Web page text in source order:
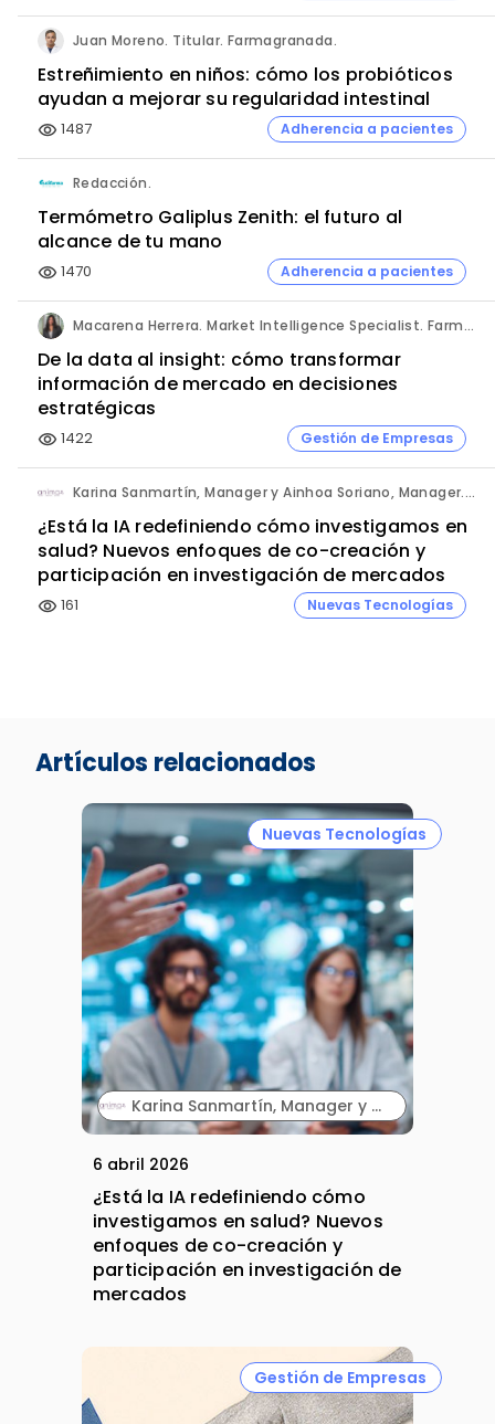
Juan Moreno. Titular. Farmagranada.
Estreñimiento en niños: cómo los probióticos
ayudan a mejorar su regularidad intestinal
visibility 1487 Adherencia a pacientes
Redacción.
Termómetro Galiplus Zenith: el futuro al
alcance de tu mano
visibility 1470 Adherencia a pacientes
Macarena Herrera. Market Intelligence Specialist. Farmaprojects (Polpharma Group).
De la data al insight: cómo transformar
información de mercado en decisiones
estratégicas
visibility 1422 Gestión de Empresas
Karina Sanmartín, Manager y Ainhoa Soriano, Manager. Anima.
¿Está la IA redefiniendo cómo investigamos en
salud? Nuevos enfoques de co-creación y
participación en investigación de mercados
visibility 161 Nuevas Tecnologías
Artículos relacionados
Nuevas Tecnologías
Karina Sanmartín, Manager y Ainhoa Soriano, Manager. Anima.
6 abril 2026
¿Está la IA redefiniendo cómo
investigamos en salud? Nuevos
enfoques de co-creación y
participación en investigación de
mercados
Gestión de Empresas